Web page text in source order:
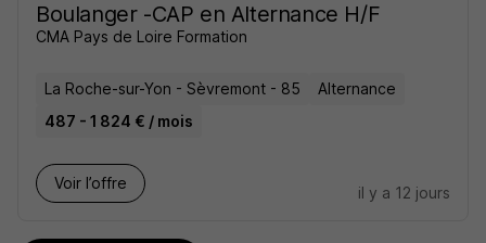
Boulanger -CAP en Alternance H/F
CMA Pays de Loire Formation
La Roche-sur-Yon - Sèvremont - 85
Alternance
487 - 1 824 € / mois
Voir l’offre
il y a 12 jours